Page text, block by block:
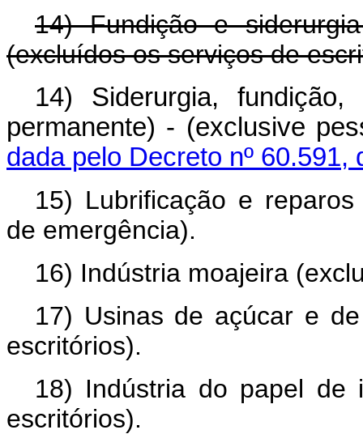
14) Fundição e
(excluídos os serviços de
14) Siderurgia,
permanente) -
dada pelo Decreto nº 60.591,
15) Lubrificação e
de emergência).
16) Indústria moajeira
17) Usinas de açúcar e
escritórios).
18) Indústria do papel de
escritórios).